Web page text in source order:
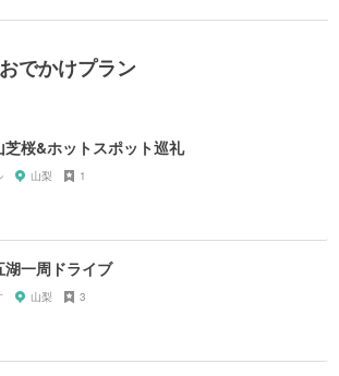
でかけプラン
芝桜&ホットスポット巡礼
山梨 1
湖一周ドライブ
山梨 3